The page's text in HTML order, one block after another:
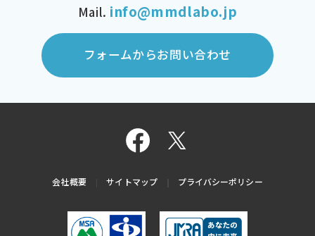
Mail. info@mmdlabo.jp
フォームからお問い合わせ
会社概要 サイトマップ プライバシーポリシー